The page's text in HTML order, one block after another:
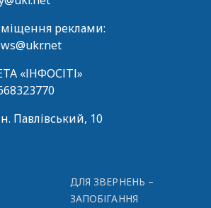
реклами:
«ІНФОСІТІ»
Павлівський, 10
ДЛЯ ЗВЕРНЕНЬ –
ЗАПОБІГАННЯ